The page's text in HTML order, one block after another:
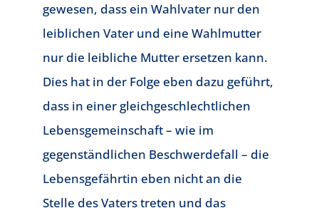
gewesen, dass ein Wahlvater nur den
leiblichen Vater und eine Wahlmutter
nur die leibliche Mutter ersetzen kann.
Dies hat in der Folge eben dazu geführt,
dass in einer gleichgeschlechtlichen
Lebensgemeinschaft – wie im
gegenständlichen Beschwerdefall – die
Lebensgefährtin eben nicht an die
Stelle des Vaters treten und das